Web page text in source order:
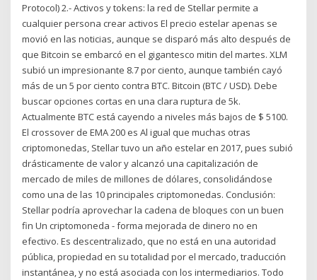
Protocol) 2.- Activos y tokens: la red de Stellar permite a
cualquier persona crear activos El precio estelar apenas se
movió en las noticias, aunque se disparó más alto después de
que Bitcoin se embarcó en el gigantesco mitin del martes. XLM
subió un impresionante 8.7 por ciento, aunque también cayó
más de un 5 por ciento contra BTC. Bitcoin (BTC / USD). Debe
buscar opciones cortas en una clara ruptura de 5k.
Actualmente BTC está cayendo a niveles más bajos de $ 5100.
El crossover de EMA 200 es Al igual que muchas otras
criptomonedas, Stellar tuvo un año estelar en 2017, pues subió
drásticamente de valor y alcanzó una capitalización de
mercado de miles de millones de dólares, consolidándose
como una de las 10 principales criptomonedas. Conclusión:
Stellar podría aprovechar la cadena de bloques con un buen
fin Un criptomoneda - forma mejorada de dinero no en
efectivo. Es descentralizado, que no está en una autoridad
pública, propiedad en su totalidad por el mercado, traducción
instantánea, y no está asociada con los intermediarios. Todo